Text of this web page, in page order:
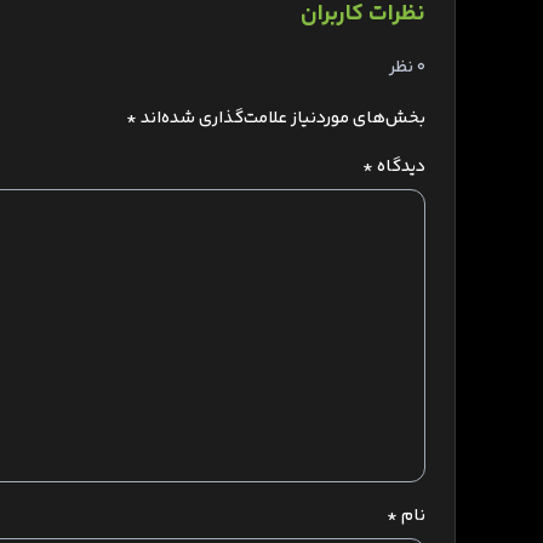
نظرات کاربران
0 نظر
بخش‌های موردنیاز علامت‌گذاری شده‌اند*
دیدگاه*
نام*